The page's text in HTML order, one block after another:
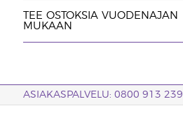
TEE OSTOKSIA VUODENAJAN
MUKAAN
ASIAKASPALVELU: 0800 913 239